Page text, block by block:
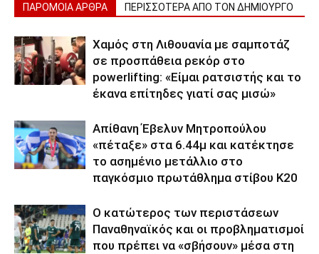
ΠΑΡΟΜΟΙΑ ΑΡΘΡΑ ΠΕΡΙΣΣΟΤΕΡΑ ΑΠΟ ΤΟΝ ΔΗΜΙΟΥΡΓΟ
Χαμός στη Λιθουανία με σαμποτάζ
σε προσπάθεια ρεκόρ στο
powerlifting: «Είμαι ρατσιστής και το
έκανα επίτηδες γιατί σας μισώ»
Απίθανη Έβελυν Μητροπούλου
«πέταξε» στα 6.44μ και κατέκτησε
το ασημένιο μετάλλιο στο
παγκόσμιο πρωτάθλημα στίβου Κ20
Ο κατώτερος των περιστάσεων
Παναθηναϊκός και οι προβληματισμοί
που πρέπει να «σβήσουν» μέσα στη